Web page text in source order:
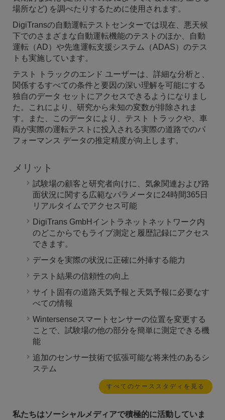
場所など) を調べたりするために使用されます。
DigiTransの自動運転テストセンターでは現在、悪天候
下でのさまざまな自動運転機能のテストのほか、自動
運転（AD）や先進運転支援システム（ADAS）のテス
トも実施しています。
テスト トラックのエンド ユーザーは、詳細な分析と、
関係するすべての条件と要因の深い理解を可能にする
独自のデータ セットにアクセスできるようになりまし
た。これにより、研究から未知の変数が排除されま
す。また、このデータにより、テスト トラックや、車
両が実際の運転テストに投入される実際の道路でのパ
フォーマンス データの推定精度が向上します。
メリット
試験場の顧客と研究者向けに、気象関連および路
面状況に関する広範なパラメータに24時間365日
リアルタイムでアクセス可能
DigiTrans GmbHイントラネットネットワーク内
のどこからでもライブ測定と履歴記録にアクセス
できます。
データを実際の状況に正確に外挿する能力
テスト結果の信頼性の向上
サイト固有の道路天気予報と天気予報に必要なす
べての情報
Wintersenseスマートセンサーの位置を変更する
ことで、試験場の他の部分を簡単に測定できる機
能
追加のセンサー技術で拡張可能な将来性のあるシ
ステム
すべてのケーススタディを見る
私たちはソーシャルメディアで積極的に活動していま